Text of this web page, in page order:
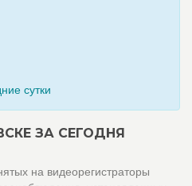
сутки
ЗА СЕГОДНЯ
на видеорегистраторы